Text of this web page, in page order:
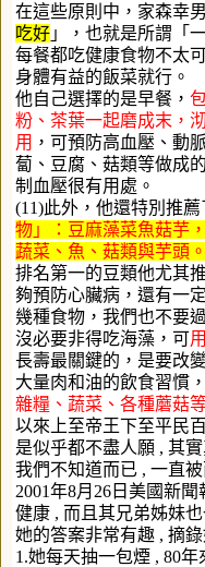
在這些原則中，家森幸
吃好 」，也就是所謂「
每餐都吃健康食物不太
身體有益的飯菜就行。
他自己選擇的是早餐，
粉、茶葉一起磨成末，
用 ，可預防高血壓、動
蔔、豆腐、菇類等做成
制血壓很有用處。
(11)此外，他還特別推
物」：豆麻藻菜魚菇芋
蔬菜、魚、菇類與芋頭。
排名第一的豆類他尤其
夠預防心臟病，還有一
幾種食物，我們也不要
沒必要非得吃海藻，可
長壽最關鍵的，是要改
大量肉和油的飲食習慣，
雜糧、蔬菜、各種蘑菇等
以來上至帝王下至平民
是似乎都不盡人願 , 其
我們不知道而已 , 一直
2001年8月26日美國新
健康 , 而且其兄弟姊妹
她的答案非常有趣 , 摘
1.她每天抽一包煙 , 80年